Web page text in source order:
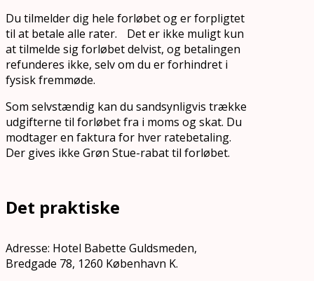
Du tilmelder dig hele forløbet og er forpligtet
til at betale alle rater. Det er ikke muligt kun
at tilmelde sig forløbet delvist, og betalingen
refunderes ikke, selv om du er forhindret i
fysisk fremmøde.
Som selvstændig kan du sandsynligvis trække
udgifterne til forløbet fra i moms og skat. Du
modtager en faktura for hver ratebetaling.
Der gives ikke Grøn Stue-rabat til forløbet.
Det praktiske
Adresse: Hotel Babette Guldsmeden,
Bredgade 78, 1260 København K.